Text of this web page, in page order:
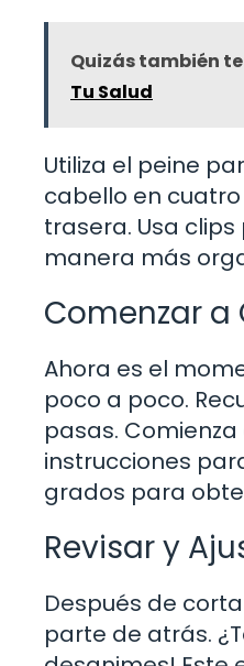
Quizás también
Tu Salud
Utiliza el peine
cabello en
trasera. Usa
manera más
Comenzar a
Ahora es el
poco a poco.
pasas.
instrucciones
grados para
Revisar y
Después de
parte de atrás.